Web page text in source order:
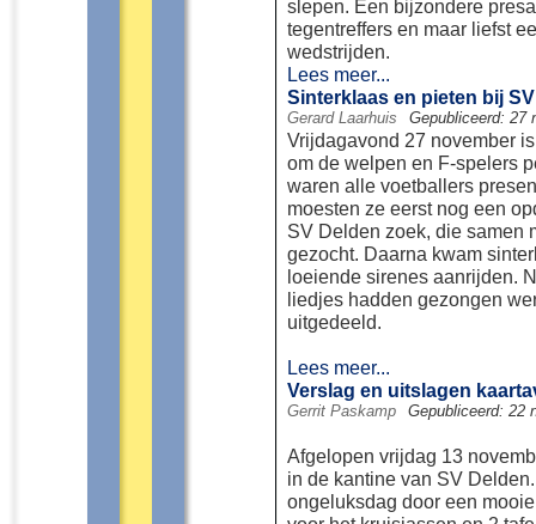
slepen. Een bijzondere
tegentreffers en maar liefst
wedstrijden.
Lees meer...
Sinterklaas en pieten bij
Gerard Laarhuis Gepubliceerd: 27
Vrijdagavond 27 november
om de welpen en F-spelers
waren alle voetballers
moesten ze eerst nog een
SV Delden zoek, die samen
gezocht. Daarna kwam
loeiende sirenes aanrijden.
liedjes hadden gezongen
uitgedeeld.
Lees meer...
Verslag en uitslagen
Gerrit Paskamp Gepubliceerd: 22
Afgelopen vrijdag 13
in de kantine van SV
ongeluksdag door een